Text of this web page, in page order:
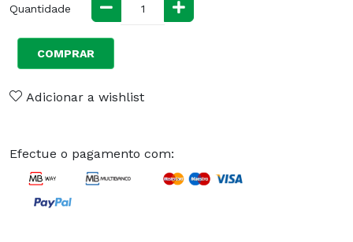
Quantidade
COMPRAR
Adicionar a wishlist
Efectue o pagamento com: